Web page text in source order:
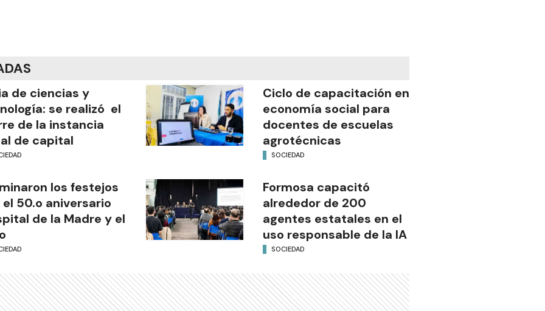
de ciencias y
se realizó el
de la instancia
de capital
Ciclo de capacitación en
economía social para
docentes de escuelas
agrotécnicas
SOCIEDAD
los festejos
50.o aniversario
de la Madre y el
Formosa capacitó
alrededor de 200
agentes estatales en el
uso responsable de la IA
SOCIEDAD